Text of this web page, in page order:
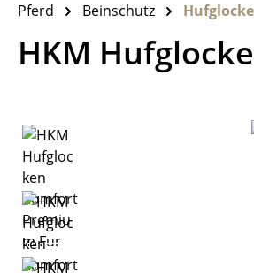
Pferd Beinschutz
HKM
Bildergalerie überspringen